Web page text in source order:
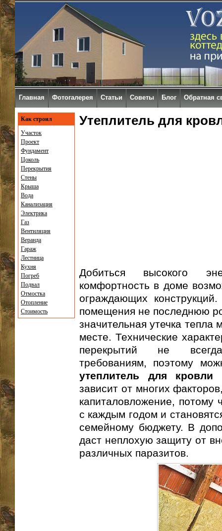
Утеплитель для
Добиться высокого
комфортность в доме
ограждающих
помещения не последнюю
значительная утечка
месте. Технические
перекрытий не
требованиям, поэтому
утеплитель для кровли
зависит от многих
капиталовложение, потому
с каждым годом и
семейному бюджету. В
даст неплохую защиту от
различных паразитов.
Как строил
Участок
Проект
Фундамент
Цоколь
Перекрытия
Стены
Крыша
Вода
Канализация
Электрика
Газ
Вентиляция
Веранда
Гараж
Лестница
Кухня
Погреб
Подвал
Отмостка
Отопление
Стоимость
Главная Фотогалерея Статьи Советы Блог Обратная